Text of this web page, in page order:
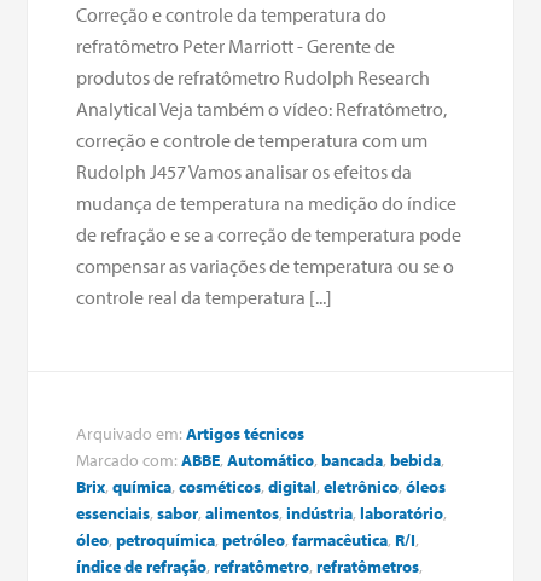
Correção e controle da temperatura do
refratômetro Peter Marriott - Gerente de
produtos de refratômetro Rudolph Research
Analytical Veja também o vídeo: Refratômetro,
correção e controle de temperatura com um
Rudolph J457 Vamos analisar os efeitos da
mudança de temperatura na medição do índice
de refração e se a correção de temperatura pode
compensar as variações de temperatura ou se o
controle real da temperatura [...]
Arquivado em:Artigos técnicos
Marcado com:ABBE,Automático,bancada,bebida,
Brix,química,cosméticos,digital,eletrônico,óleos
essenciais,sabor,alimentos,indústria,laboratório,
óleo,petroquímica,petróleo,farmacêutica, R/I,
índice de refração,refratômetro,refratômetros,